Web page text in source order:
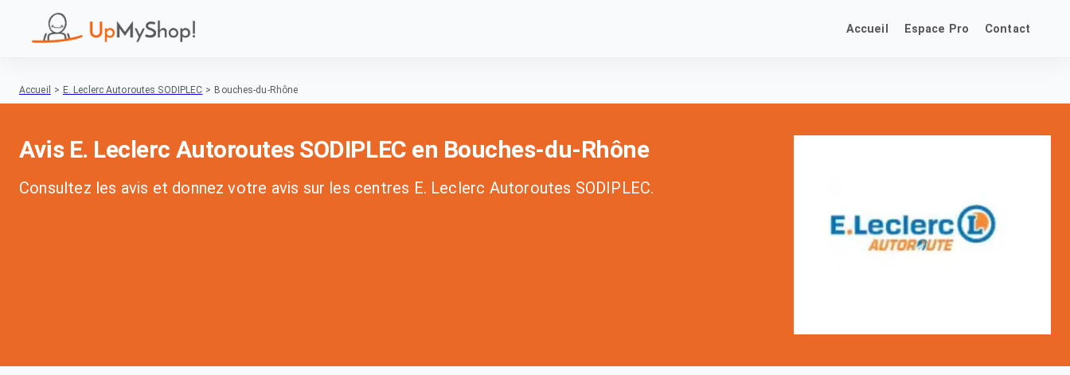
Accueil Espace Pro Contact
Accueil > E. Leclerc Autoroutes SODIPLEC > Bouches-du-Rhône
Avis E. Leclerc Autoroutes SODIPLEC en Bouches-du-Rhône
Consultez les avis et donnez votre avis sur les centres E. Leclerc Autoroutes SODIPLEC.